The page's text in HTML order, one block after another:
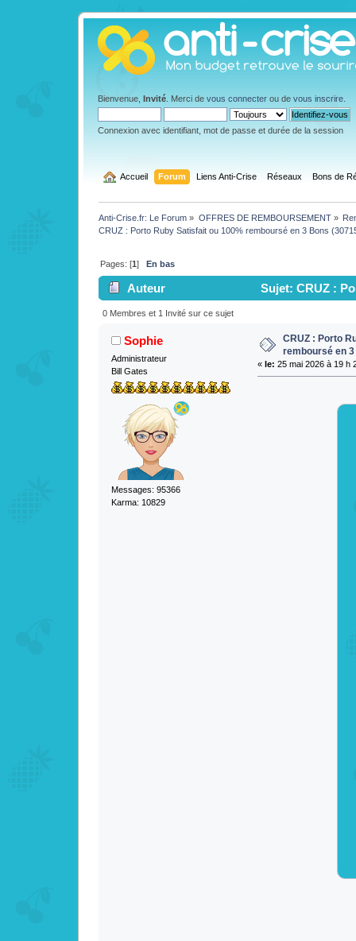
Bienvenue, Invité . Merci de vous connecter ou de vous inscrire
Connexion avec identifiant, mot de passe et durée de la session
Accueil Forum Liens Anti-Crise Réseaux Bons de
Anti-Crise.fr: Le Forum » OFFRES DE REMBOURSEMENT»
CRUZ : Porto Ruby Satisfait ou 100% remboursé en 3 Bons
Pages: [1]En bas
Auteur
Sujet: CRUZ :
(Lu 2431 fois)
0 Membres et 1 Invité sur ce sujet
Sophie
Administrateur
Bill Gates
Messages: 95366
Karma: 10829
CRUZ : Porto
remboursé en
« le: 25 mai 2026 à 19 h